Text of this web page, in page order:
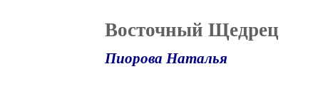
Восточный Щедрец
Пиорова Наталья